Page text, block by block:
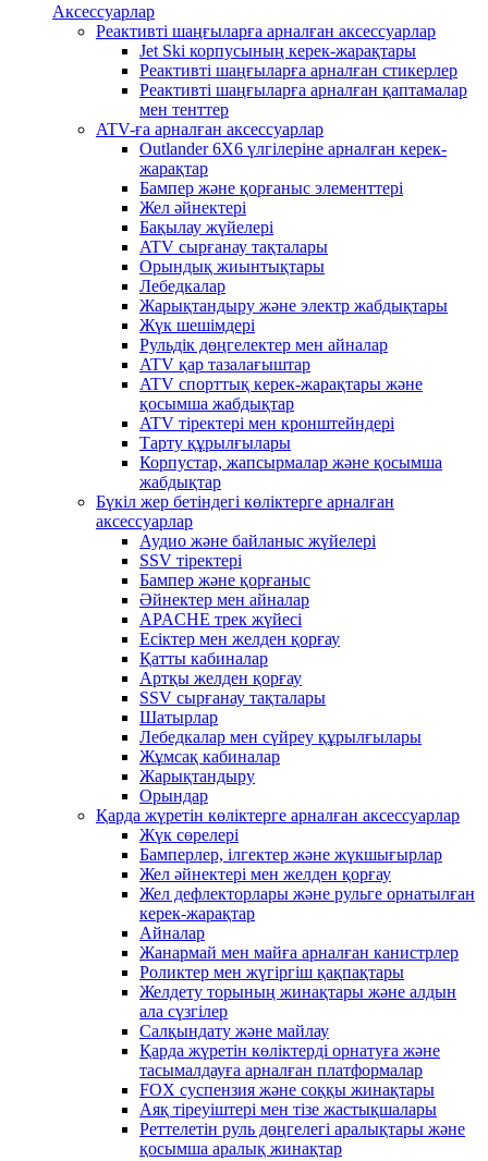
Аксессуарлар
Реактивті шаңғыларға арналған аксессуарлар
Jet Ski корпусының керек-жарақтары
Реактивті шаңғыларға арналған стикерлер
Реактивті шаңғыларға арналған қаптамалар
мен тенттер
ATV-ға арналған аксессуарлар
Outlander 6X6 үлгілеріне арналған керек-
жарақтар
Бампер және қорғаныс элементтері
Жел әйнектері
Бақылау жүйелері
ATV сырғанау тақталары
Орындық жиынтықтары
Лебедкалар
Жарықтандыру және электр жабдықтары
Жүк шешімдері
Рульдік дөңгелектер мен айналар
ATV қар тазалағыштар
ATV спорттық керек-жарақтары және
қосымша жабдықтар
ATV тіректері мен кронштейндері
Тарту құрылғылары
Корпустар, жапсырмалар және қосымша
жабдықтар
Бүкіл жер бетіндегі көліктерге арналған
аксессуарлар
Аудио және байланыс жүйелері
SSV тіректері
Бампер және қорғаныс
Әйнектер мен айналар
APACHE трек жүйесі
Есіктер мен желден қорғау
Қатты кабиналар
Артқы желден қорғау
SSV сырғанау тақталары
Шатырлар
Лебедкалар мен сүйреу құрылғылары
Жұмсақ кабиналар
Жарықтандыру
Орындар
Қарда жүретін көліктерге арналған аксессуарлар
Жүк сөрелері
Бамперлер, ілгектер және жүкшығырлар
Жел әйнектері мен желден қорғау
Жел дефлекторлары және рульге орнатылған
керек-жарақтар
Айналар
Жанармай мен майға арналған канистрлер
Роликтер мен жүгіргіш қақпақтары
Желдету торының жинақтары және алдын
ала сүзгілер
Салқындату және майлау
Қарда жүретін көліктерді орнатуға және
тасымалдауға арналған платформалар
FOX суспензия және соққы жинақтары
Аяқ тіреуіштері мен тізе жастықшалары
Реттелетін руль дөңгелегі аралықтары және
қосымша аралық жинақтар